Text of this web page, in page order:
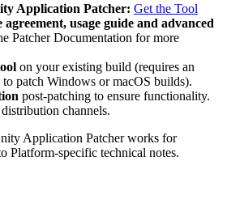
Application Patcher: Get the Tool
agreement, usage guide and advanced
Patcher Documentation for more
on your existing build (requires an
patch Windows or macOS builds).
post-patching to ensure functionality.
channels.
Application Patcher works for
Platform-specific technical notes.